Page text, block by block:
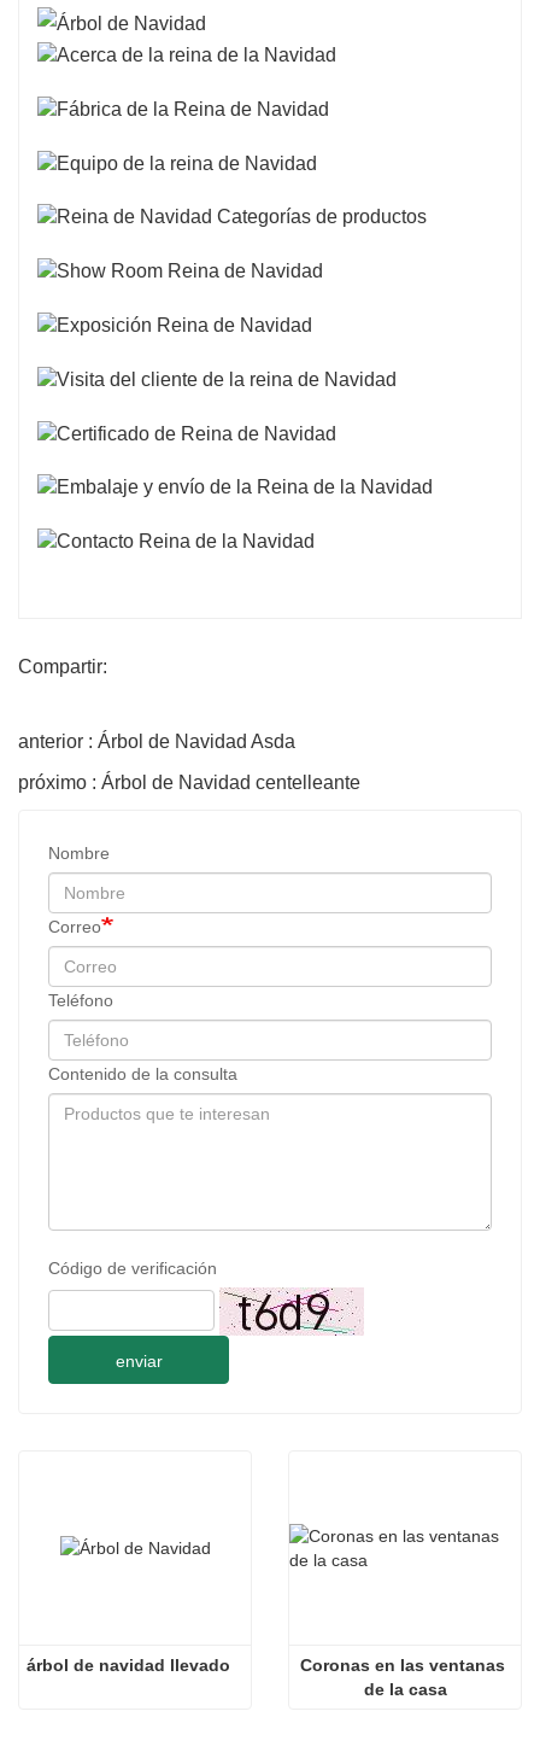
Compartir:
anterior : Árbol de Navidad Asda
próximo : Árbol de Navidad centelleante
Nombre
Correo
Teléfono
Contenido de la consulta
Código de verificación
enviar
árbol de navidad llevado
Coronas en las ventanas
de la casa